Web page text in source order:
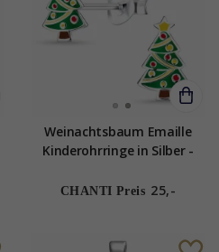
Weinachtsbaum Emaille
Kinderohrringe in Silber -
CHANTI Preis 25,-